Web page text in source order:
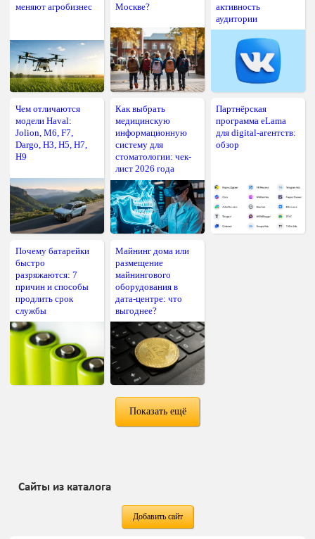
меняют агробизнес Москве?
активность
аудитории
Чем отличаются
модели Haval:
Jolion, M6, F7,
Dargo, H3, H5, H7,
H9
Как выбрать
медицинскую
информационную
систему для
стоматологии: чек-
лист 2026 года
Партнёрская
программа eLama
для digital-агентств:
обзор
Почему батарейки
быстро
разряжаются: 7
причин и способы
продлить срок
службы
Майнинг дома или
размещение
майнингового
оборудования в
дата-центре: что
выгоднее?
Показать ещё
Сайты из каталога
Добавить сайт